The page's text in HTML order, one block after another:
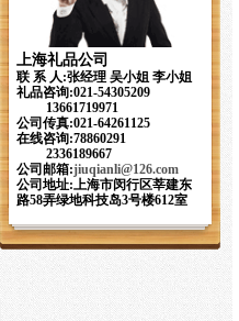
上海礼品公司
联 系 人:张经理 吴小姐 李小姐
礼品咨询:021-54305209
13661719971
公司传真:021-64261125
在线咨询:78860291
2336189667
公司邮箱:jiuqianli@126.com
公司地址:上海市闵行区莘建东
路58弄绿地科技岛3号楼612室